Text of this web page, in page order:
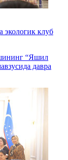
клуб
“Яшил
давра